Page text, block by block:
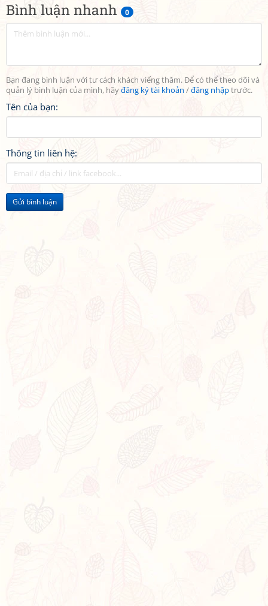
Bình luận nhanh 0
Bạn đang bình luận với tư cách khách viếng thăm. Để có thể theo dõi và
quản lý bình luận của mình, hãyđăng ký tài khoản /đăng nhậptrước.
Tên của bạn:
Thông tin liên hệ:
Gửi bình luận